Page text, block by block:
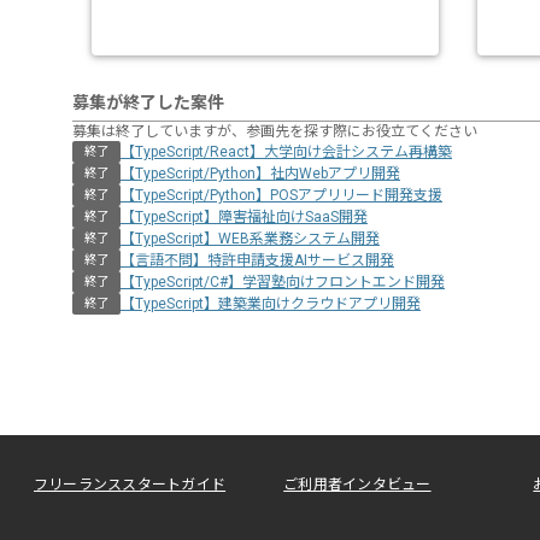
募集が終了した案件
募集は終了していますが、参画先を探す際にお役立てください
終了 【TypeScript/React】大学向け会計システム再構築
終了 【TypeScript/Python】社内Webアプリ開発
終了 【TypeScript/Python】POSアプリリード開発支援
終了 【TypeScript】障害福祉向けSaaS開発
終了 【TypeScript】WEB系業務システム開発
終了 【言語不問】特許申請支援AIサービス開発
終了 【TypeScript/C#】学習塾向けフロントエンド開発
終了 【TypeScript】建築業向けクラウドアプリ開発
フリーランススタートガイド ご利用者インタビュー